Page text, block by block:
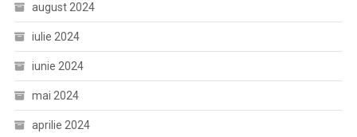
august 2024
iulie 2024
iunie 2024
mai 2024
aprilie 2024